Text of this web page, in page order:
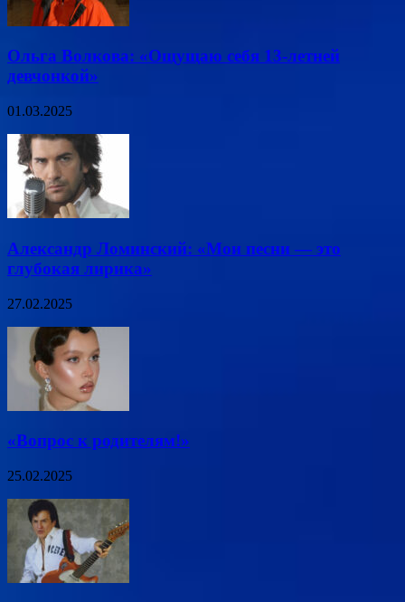
Ольга Волкова: «Ощущаю себя 13-летней
девчонкой»
01.03.2025
Александр Ломинский: «Мои песни — это
глубокая лирика»
27.02.2025
«Вопрос к родителям!»
25.02.2025